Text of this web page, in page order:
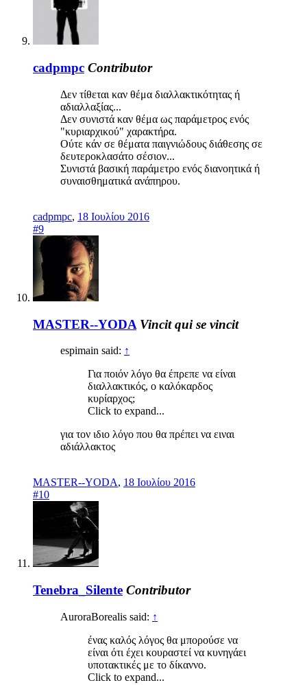
cadpmpc Contributor
Δεν τίθεται καν θέμα διαλλακτικότητας ή
αδιαλλαξίας...
Δεν συνιστά καν θέμα ως παράμετρος ενός
"κυριαρχικού" χαρακτήρα.
Ούτε κάν σε θέματα παιγνιώδους διάθεσης σε
δευτεροκλασάτο σέσιον...
Συνιστά βασική παράμετρο ενός διανοητικά ή
συναισθηματικά ανάπηρου.
cadpmpc, 18 Ιουλίου 2016
#9
MASTER--YODA Vincit qui se vincit
espimain said: ↑
Για ποιόν λόγο θα έπρεπε να είναι
διαλλακτικός, ο καλόκαρδος
κυρίαρχος;
Click to expand...
για τον ιδιο λόγο που θα πρέπει να ειναι
αδιάλλακτος
MASTER--YODA, 18 Ιουλίου 2016
#10
Tenebra_Silente Contributor
AuroraBorealis said: ↑
ένας καλός λόγος θα μπορούσε να
είναι ότι έχει κουραστεί να κυνηγάει
υποτακτικές με το δίκαννο.
Click to expand...